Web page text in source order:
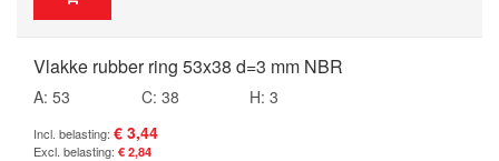
Vlakke rubber ring 53x38 d=3 mm NBR
A: 53 C: 38
H: 3
€ 3,44
€ 2,84